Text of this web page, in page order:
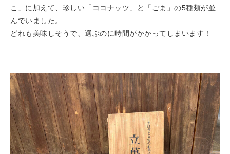
こ」に加えて、珍しい「ココナッツ」と「ごま」の5種類が並
んでいました。
どれも美味しそうで、選ぶのに時間がかかってしまいます！